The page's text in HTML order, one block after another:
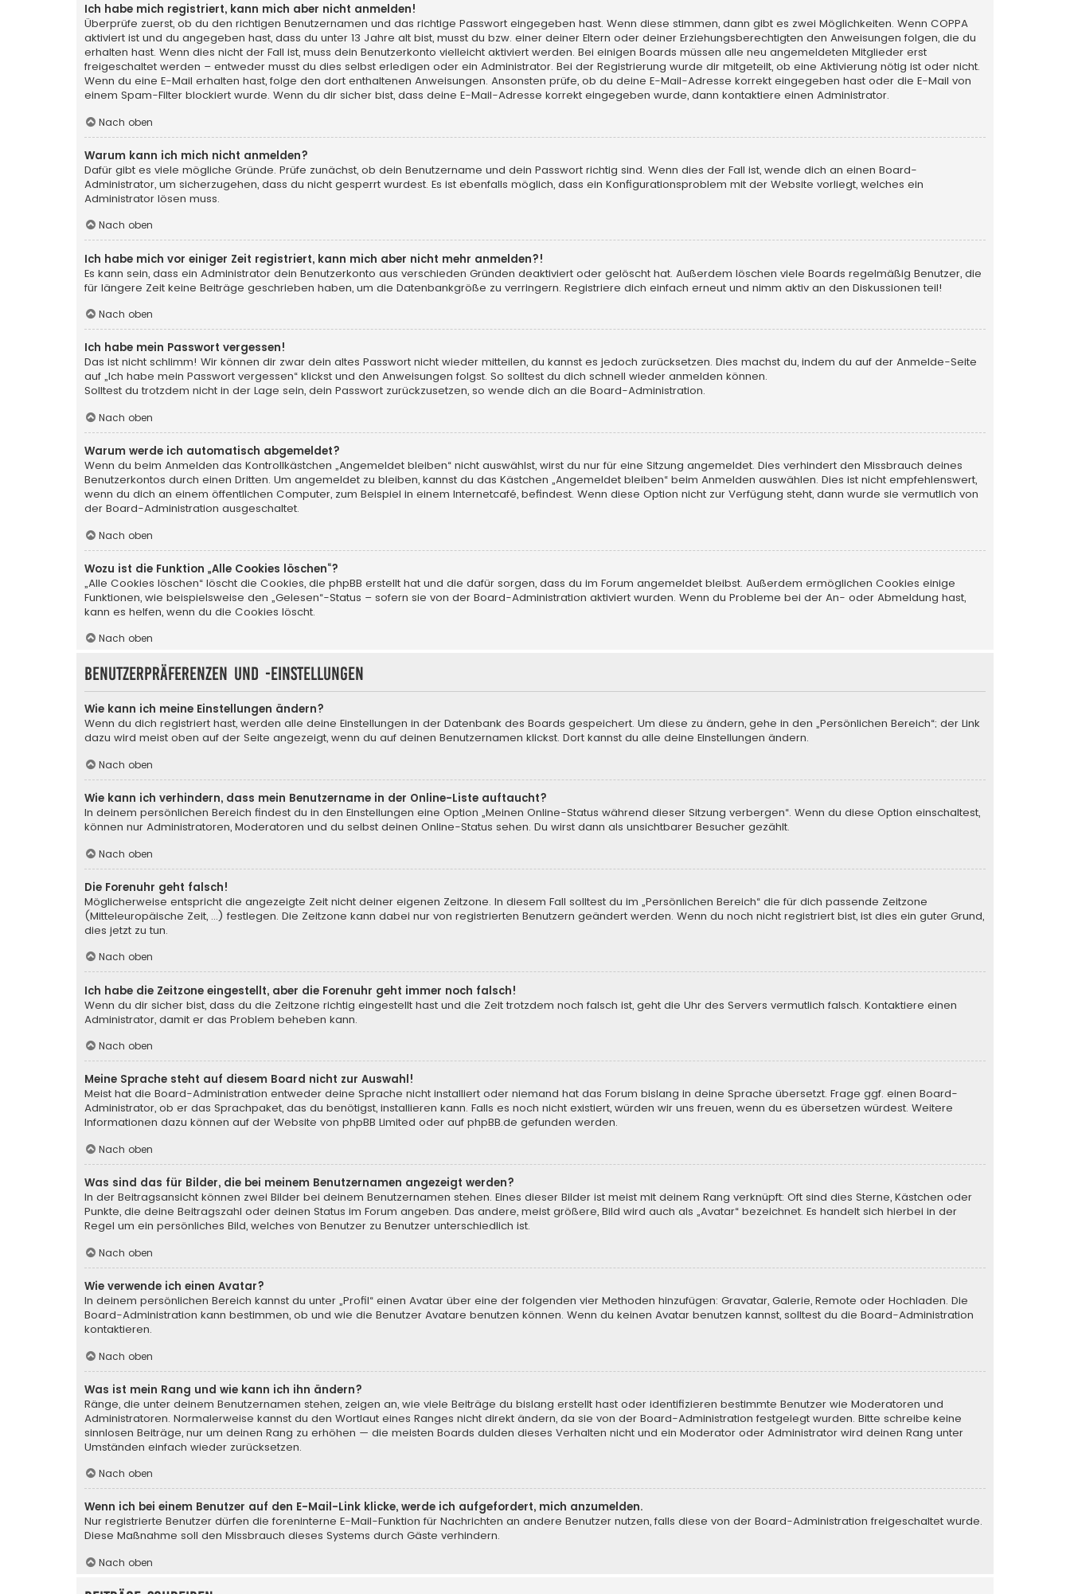
Ich habe mich registriert, kann mich aber nicht anmelden!
Überprüfe zuerst, ob du den richtigen Benutzernamen und das richtige Passwort eingegeben hast. Wenn diese stimmen, dann gibt es zwei Möglichkeiten. Wenn COPPA
aktiviert ist und du angegeben hast, dass du unter 13 Jahre alt bist, musst du bzw. einer deiner Eltern oder deiner Erziehungsberechtigten den Anweisungen folgen, die du
erhalten hast. Wenn dies nicht der Fall ist, muss dein Benutzerkonto vielleicht aktiviert werden. Bei einigen Boards müssen alle neu angemeldeten Mitglieder erst
freigeschaltet werden – entweder musst du dies selbst erledigen oder ein Administrator. Bei der Registrierung wurde dir mitgeteilt, ob eine Aktivierung nötig ist oder nicht.
Wenn du eine E-Mail erhalten hast, folge den dort enthaltenen Anweisungen. Ansonsten prüfe, ob du deine E-Mail-Adresse korrekt eingegeben hast oder die E-Mail von
einem Spam-Filter blockiert wurde. Wenn du dir sicher bist, dass deine E-Mail-Adresse korrekt eingegeben wurde, dann kontaktiere einen Administrator.
Nach oben
Warum kann ich mich nicht anmelden?
Dafür gibt es viele mögliche Gründe. Prüfe zunächst, ob dein Benutzername und dein Passwort richtig sind. Wenn dies der Fall ist, wende dich an einen Board-
Administrator, um sicherzugehen, dass du nicht gesperrt wurdest. Es ist ebenfalls möglich, dass ein Konfigurationsproblem mit der Website vorliegt, welches ein
Administrator lösen muss.
Nach oben
Ich habe mich vor einiger Zeit registriert, kann mich aber nicht mehr anmelden?!
Es kann sein, dass ein Administrator dein Benutzerkonto aus verschieden Gründen deaktiviert oder gelöscht hat. Außerdem löschen viele Boards regelmäßig Benutzer, die
für längere Zeit keine Beiträge geschrieben haben, um die Datenbankgröße zu verringern. Registriere dich einfach erneut und nimm aktiv an den Diskussionen teil!
Nach oben
Ich habe mein Passwort vergessen!
Das ist nicht schlimm! Wir können dir zwar dein altes Passwort nicht wieder mitteilen, du kannst es jedoch zurücksetzen. Dies machst du, indem du auf der Anmelde-Seite
auf „Ich habe mein Passwort vergessen“ klickst und den Anweisungen folgst. So solltest du dich schnell wieder anmelden können.
Solltest du trotzdem nicht in der Lage sein, dein Passwort zurückzusetzen, so wende dich an die Board-Administration.
Nach oben
Warum werde ich automatisch abgemeldet?
Wenn du beim Anmelden das Kontrollkästchen „Angemeldet bleiben“ nicht auswählst, wirst du nur für eine Sitzung angemeldet. Dies verhindert den Missbrauch deines
Benutzerkontos durch einen Dritten. Um angemeldet zu bleiben, kannst du das Kästchen „Angemeldet bleiben“ beim Anmelden auswählen. Dies ist nicht empfehlenswert,
wenn du dich an einem öffentlichen Computer, zum Beispiel in einem Internetcafé, befindest. Wenn diese Option nicht zur Verfügung steht, dann wurde sie vermutlich von
der Board-Administration ausgeschaltet.
Nach oben
Wozu ist die Funktion „Alle Cookies löschen“?
„Alle Cookies löschen“ löscht die Cookies, die phpBB erstellt hat und die dafür sorgen, dass du im Forum angemeldet bleibst. Außerdem ermöglichen Cookies einige
Funktionen, wie beispielsweise den „Gelesen“-Status – sofern sie von der Board-Administration aktiviert wurden. Wenn du Probleme bei der An- oder Abmeldung hast,
kann es helfen, wenn du die Cookies löscht.
Nach oben
Benutzerpräferenzen und -einstellungen
Wie kann ich meine Einstellungen ändern?
Wenn du dich registriert hast, werden alle deine Einstellungen in der Datenbank des Boards gespeichert. Um diese zu ändern, gehe in den „Persönlichen Bereich“; der Link
dazu wird meist oben auf der Seite angezeigt, wenn du auf deinen Benutzernamen klickst. Dort kannst du alle deine Einstellungen ändern.
Nach oben
Wie kann ich verhindern, dass mein Benutzername in der Online-Liste auftaucht?
In deinem persönlichen Bereich findest du in den Einstellungen eine Option „Meinen Online-Status während dieser Sitzung verbergen“. Wenn du diese Option einschaltest,
können nur Administratoren, Moderatoren und du selbst deinen Online-Status sehen. Du wirst dann als unsichtbarer Besucher gezählt.
Nach oben
Die Forenuhr geht falsch!
Möglicherweise entspricht die angezeigte Zeit nicht deiner eigenen Zeitzone. In diesem Fall solltest du im „Persönlichen Bereich“ die für dich passende Zeitzone
(Mitteleuropäische Zeit, ...) festlegen. Die Zeitzone kann dabei nur von registrierten Benutzern geändert werden. Wenn du noch nicht registriert bist, ist dies ein guter Grund,
dies jetzt zu tun.
Nach oben
Ich habe die Zeitzone eingestellt, aber die Forenuhr geht immer noch falsch!
Wenn du dir sicher bist, dass du die Zeitzone richtig eingestellt hast und die Zeit trotzdem noch falsch ist, geht die Uhr des Servers vermutlich falsch. Kontaktiere einen
Administrator, damit er das Problem beheben kann.
Nach oben
Meine Sprache steht auf diesem Board nicht zur Auswahl!
Meist hat die Board-Administration entweder deine Sprache nicht installiert oder niemand hat das Forum bislang in deine Sprache übersetzt. Frage ggf. einen Board-
Administrator, ob er das Sprachpaket, das du benötigst, installieren kann. Falls es noch nicht existiert, würden wir uns freuen, wenn du es übersetzen würdest. Weitere
Informationen dazu können auf der Website von phpBB Limited oder auf phpBB.de gefunden werden.
Nach oben
Was sind das für Bilder, die bei meinem Benutzernamen angezeigt werden?
In der Beitragsansicht können zwei Bilder bei deinem Benutzernamen stehen. Eines dieser Bilder ist meist mit deinem Rang verknüpft: Oft sind dies Sterne, Kästchen oder
Punkte, die deine Beitragszahl oder deinen Status im Forum angeben. Das andere, meist größere, Bild wird auch als „Avatar“ bezeichnet. Es handelt sich hierbei in der
Regel um ein persönliches Bild, welches von Benutzer zu Benutzer unterschiedlich ist.
Nach oben
Wie verwende ich einen Avatar?
In deinem persönlichen Bereich kannst du unter „Profil“ einen Avatar über eine der folgenden vier Methoden hinzufügen: Gravatar, Galerie, Remote oder Hochladen. Die
Board-Administration kann bestimmen, ob und wie die Benutzer Avatare benutzen können. Wenn du keinen Avatar benutzen kannst, solltest du die Board-Administration
kontaktieren.
Nach oben
Was ist mein Rang und wie kann ich ihn ändern?
Ränge, die unter deinem Benutzernamen stehen, zeigen an, wie viele Beiträge du bislang erstellt hast oder identifizieren bestimmte Benutzer wie Moderatoren und
Administratoren. Normalerweise kannst du den Wortlaut eines Ranges nicht direkt ändern, da sie von der Board-Administration festgelegt wurden. Bitte schreibe keine
sinnlosen Beiträge, nur um deinen Rang zu erhöhen — die meisten Boards dulden dieses Verhalten nicht und ein Moderator oder Administrator wird deinen Rang unter
Umständen einfach wieder zurücksetzen.
Nach oben
Wenn ich bei einem Benutzer auf den E-Mail-Link klicke, werde ich aufgefordert, mich anzumelden.
Nur registrierte Benutzer dürfen die foreninterne E-Mail-Funktion für Nachrichten an andere Benutzer nutzen, falls diese von der Board-Administration freigeschaltet wurde.
Diese Maßnahme soll den Missbrauch dieses Systems durch Gäste verhindern.
Nach oben